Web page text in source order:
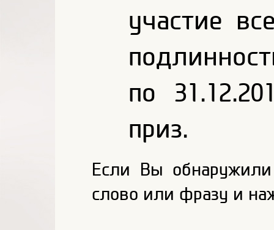
участие
по
приз.
Если Вы
слово или фразу и